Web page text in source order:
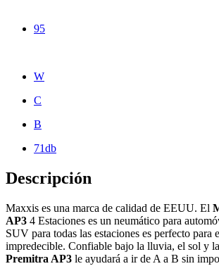
95
W
C
B
71db
Descripción
Maxxis es una marca de calidad de EEUU. El
AP3 4 Estaciones es un neumático para
SUV para todas las estaciones es perfecto para
impredecible. Confiable bajo la lluvia, el sol y
Premitra AP3 le ayudará a ir de A a B sin